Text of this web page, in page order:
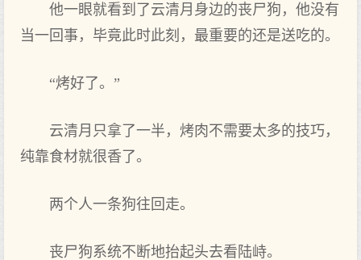
他一眼就看到了云清月身边的丧尸狗，他没有
当一回事，毕竟此时此刻，最重要的还是送吃的。
“烤好了。”
云清月只拿了一半，烤肉不需要太多的技巧，
纯靠食材就很香了。
两个人一条狗往回走。
丧尸狗系统不断地抬起头去看陆峙。